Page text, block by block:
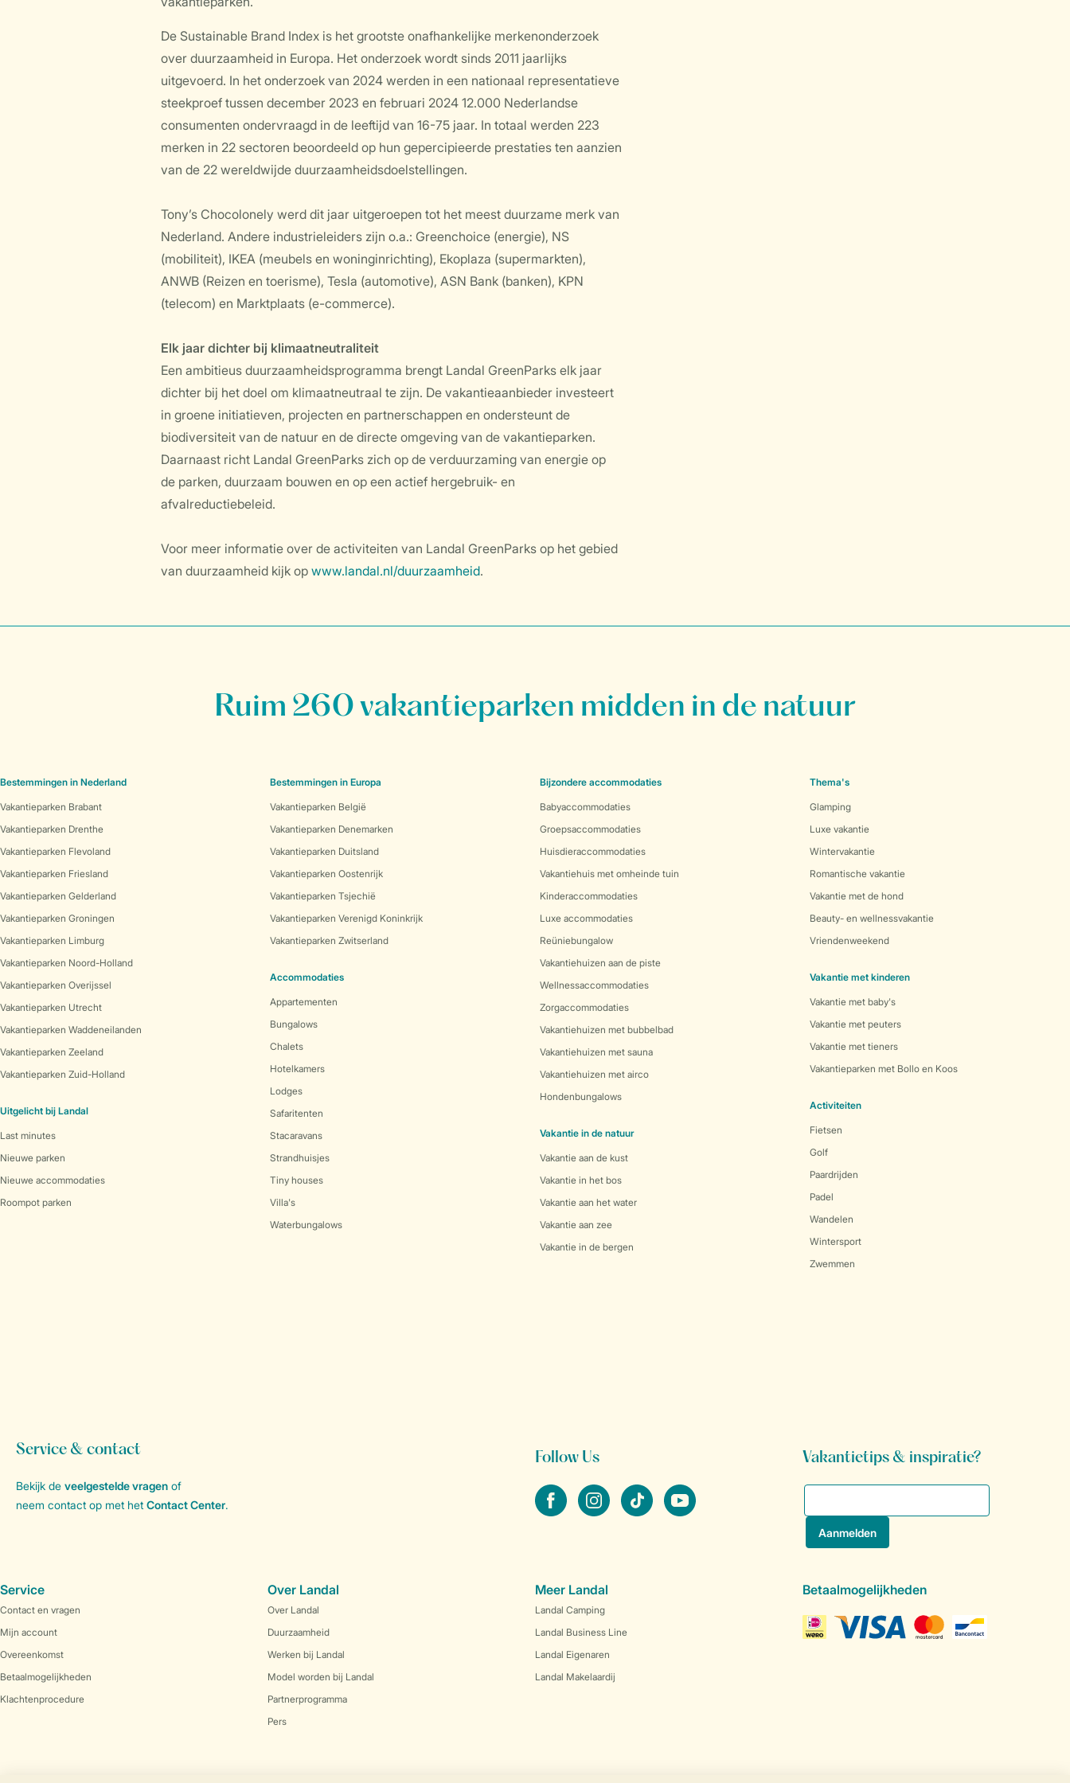
De Sustainable Brand Index is het grootste onafhankelijke merkenonderzoek
over duurzaamheid in Europa. Het onderzoek wordt sinds 2011 jaarlijks
uitgevoerd. In het onderzoek van 2024 werden in een nationaal representatieve
steekproef tussen december 2023 en februari 2024 12.000 Nederlandse
consumenten ondervraagd in de leeftijd van 16-75 jaar. In totaal werden 223
merken in 22 sectoren beoordeeld op hun gepercipieerde prestaties ten aanzien
van de 22 wereldwijde duurzaamheidsdoelstellingen.
Tony’s Chocolonely werd dit jaar uitgeroepen tot het meest duurzame merk van
Nederland. Andere industrieleiders zijn o.a.: Greenchoice (energie), NS
(mobiliteit), IKEA (meubels en woninginrichting), Ekoplaza (supermarkten),
ANWB (Reizen en toerisme), Tesla (automotive), ASN Bank (banken), KPN
(telecom) en Marktplaats (e-commerce).
Elk jaar dichter bij klimaatneutraliteit
Een ambitieus duurzaamheidsprogramma brengt Landal GreenParks elk jaar
dichter bij het doel om klimaatneutraal te zijn. De vakantieaanbieder investeert
in groene initiatieven, projecten en partnerschappen en ondersteunt de
biodiversiteit van de natuur en de directe omgeving van de vakantieparken.
Daarnaast richt Landal GreenParks zich op de verduurzaming van energie op
de parken, duurzaam bouwen en op een actief hergebruik- en
afvalreductiebeleid.
Voor meer informatie over de activiteiten van Landal GreenParks op het gebied
van duurzaamheid kijk op www.landal.nl/duurzaamheid.
Ruim 260 vakantieparken midden in de natuur
Bestemmingen in Nederland
Vakantieparken Brabant
Vakantieparken Drenthe
Vakantieparken Flevoland
Vakantieparken Friesland
Vakantieparken Gelderland
Vakantieparken Groningen
Vakantieparken Limburg
Vakantieparken Noord-Holland
Vakantieparken Overijssel
Vakantieparken Utrecht
Vakantieparken Waddeneilanden
Vakantieparken Zeeland
Vakantieparken Zuid-Holland
Uitgelicht bij Landal
Last minutes
Nieuwe parken
Nieuwe accommodaties
Roompot parken
Bestemmingen in Europa
Vakantieparken België
Vakantieparken Denemarken
Vakantieparken Duitsland
Vakantieparken Oostenrijk
Vakantieparken Tsjechië
Vakantieparken Verenigd Koninkrijk
Vakantieparken Zwitserland
Accommodaties
Appartementen
Bungalows
Chalets
Hotelkamers
Lodges
Safaritenten
Stacaravans
Strandhuisjes
Tiny houses
Villa's
Waterbungalows
Bijzondere accommodaties
Babyaccommodaties
Groepsaccommodaties
Huisdieraccommodaties
Vakantiehuis met omheinde tuin
Kinderaccommodaties
Luxe accommodaties
Reüniebungalow
Vakantiehuizen aan de piste
Wellnessaccommodaties
Zorgaccommodaties
Vakantiehuizen met bubbelbad
Vakantiehuizen met sauna
Vakantiehuizen met airco
Hondenbungalows
Vakantie in de natuur
Vakantie aan de kust
Vakantie in het bos
Vakantie aan het water
Vakantie aan zee
Vakantie in de bergen
Thema's
Glamping
Luxe vakantie
Wintervakantie
Romantische vakantie
Vakantie met de hond
Beauty- en wellnessvakantie
Vriendenweekend
Vakantie met kinderen
Vakantie met baby's
Vakantie met peuters
Vakantie met tieners
Vakantieparken met Bollo en Koos
Activiteiten
Fietsen
Golf
Paardrijden
Padel
Wandelen
Wintersport
Zwemmen
Service & contact
Bekijk de veelgestelde vragen of
neem contact op met het Contact Center.
Follow Us
facebookinstagramtiktok youtube
Vakantietips & inspiratie?
Service
Contact en vragen
Mijn account
Overeenkomst
Betaalmogelijkheden
Klachtenprocedure
Over Landal
Over Landal
Duurzaamheid
Werken bij Landal
Model worden bij Landal
Partnerprogramma
Pers
Meer Landal
Landal Camping
Landal Business Line
Landal Eigenaren
Landal Makelaardij
Betaalmogelijkheden